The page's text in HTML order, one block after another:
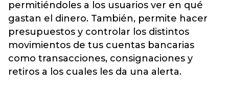
permitiéndoles a los usuarios ver en qué
gastan el dinero. También, permite hacer
presupuestos y controlar los distintos
movimientos de tus cuentas bancarias
como transacciones, consignaciones y
retiros a los cuales les da una alerta.